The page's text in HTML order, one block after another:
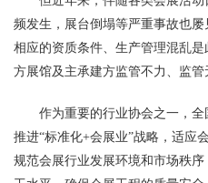
频发生，展台倒塌等严重事故也
相应的资质条件、生产管理混乱
方展馆及主承建方监管不力、监管
作为重要的行业协会之一，
推进“标准化+会展业”战略，适应
规范会展行业发展环境和市场秩